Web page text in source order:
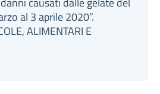
al 3 aprile 2020”.
ALIMENTARI E